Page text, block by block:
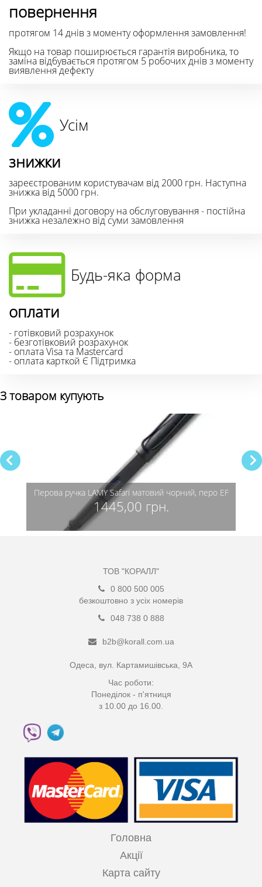
повернення
протягом 14 днів з моменту оформлення замовлення!
Якщо на товар поширюється гарантія виробника, то
заміна відбувається протягом 5 робочих днів з моменту
виявлення дефекту
Усім
знижки
зареєстрованим користувачам від 2000 грн. Наступна
знижка від 5000 грн.
При укладанні договору на обслуговування - постійна
знижка незалежно від суми замовлення
Будь-яка форма
оплати
- готівковий розрахунок
- безготівковий розрахунок
- оплата Visa та Mastercard
- оплата карткой Є Підтримка
З товаром купують
Перова ручка LAMY Safari матовий чорний, перо EF
1445,00 грн.
ТОВ "КОРАЛЛ"
0 800 500 005
безкоштовно з усіх номерів
048 738 0 888
b2b@korall.com.ua
Одеса, вул. Картамишівська, 9А
Час роботи:
Понеділок - п'ятниця
з 10.00 до 16.00.
Головна
Акції
Карта сайту